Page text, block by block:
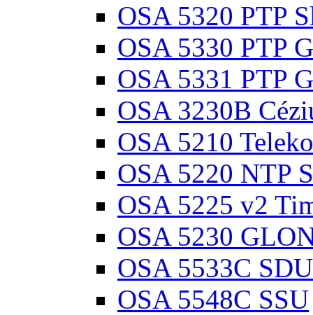
OSA 5320 PTP
OSA 5330 PTP
OSA 5331 PTP
OSA 3230B
OSA 5210
OSA 5220 NTP
OSA 5225 v2
OSA 5230
OSA 5533C SDU
OSA 5548C SSU